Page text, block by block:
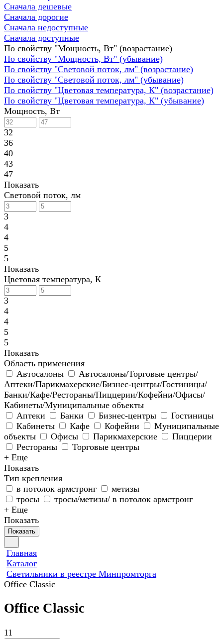
Сначала дешевые
Сначала дорогие
Сначала недоступные
Сначала доступные
По свойству "Мощность, Вт" (возрастание)
По свойству "Мощность, Вт" (убывание)
По свойству "Световой поток, лм" (возрастание)
По свойству "Световой поток, лм" (убывание)
По свойству "Цветовая температура, К" (возрастание)
По свойству "Цветовая температура, К" (убывание)
Мощность, Вт
32
36
40
43
47
Показать
Световой поток, лм
3
4
4
5
5
Показать
Цветовая температура, К
3
4
4
5
5
Показать
Область применения
Автосалоны
Автосалоны/Торговые центры/
Аптеки/Парикмахерские/Бизнес-центры/Гостиницы/
Банки/Кафе/Рестораны/Пиццерии/Кофейни/Офисы/
Кабинеты/Муниципальные объекты
Аптеки
Банки Бизнес-центры
Гостиницы
Кабинеты
Кафе Кофейни
Муниципальные
объекты
Офисы Парикмахерские
Пиццерии
Рестораны
Торговые центры
+ Еще
Показать
Тип крепления
в потолок армстронг
метизы
тросы
тросы/метизы/ в потолок армстронг
+ Еще
Показать
Показать
Главная
Каталог
Светильники в реестре Минпромторга
Office Classic
Office Classic
11